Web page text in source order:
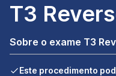
T3
Sobre o exame T3
Este procedimento